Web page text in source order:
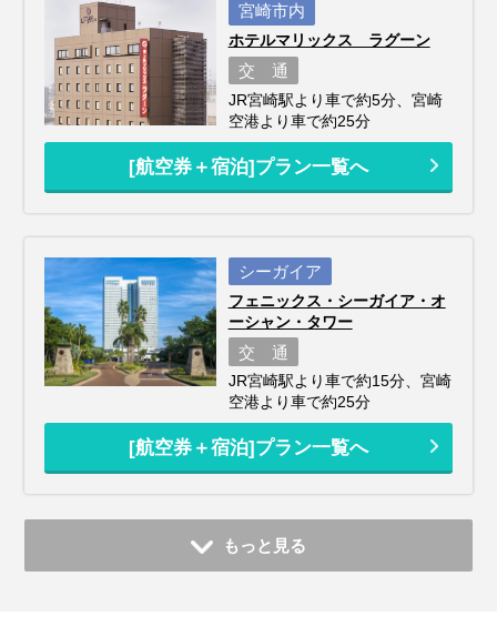
宮崎市内
ホテルマリックス ラグーン
交 通
JR宮崎駅より車で約5分、宮崎
空港より車で約25分
[航空券＋宿泊]プラン一覧へ
シーガイア
フェニックス・シーガイア・オ
ーシャン・タワー
交 通
JR宮崎駅より車で約15分、宮崎
空港より車で約25分
[航空券＋宿泊]プラン一覧へ
もっと見る